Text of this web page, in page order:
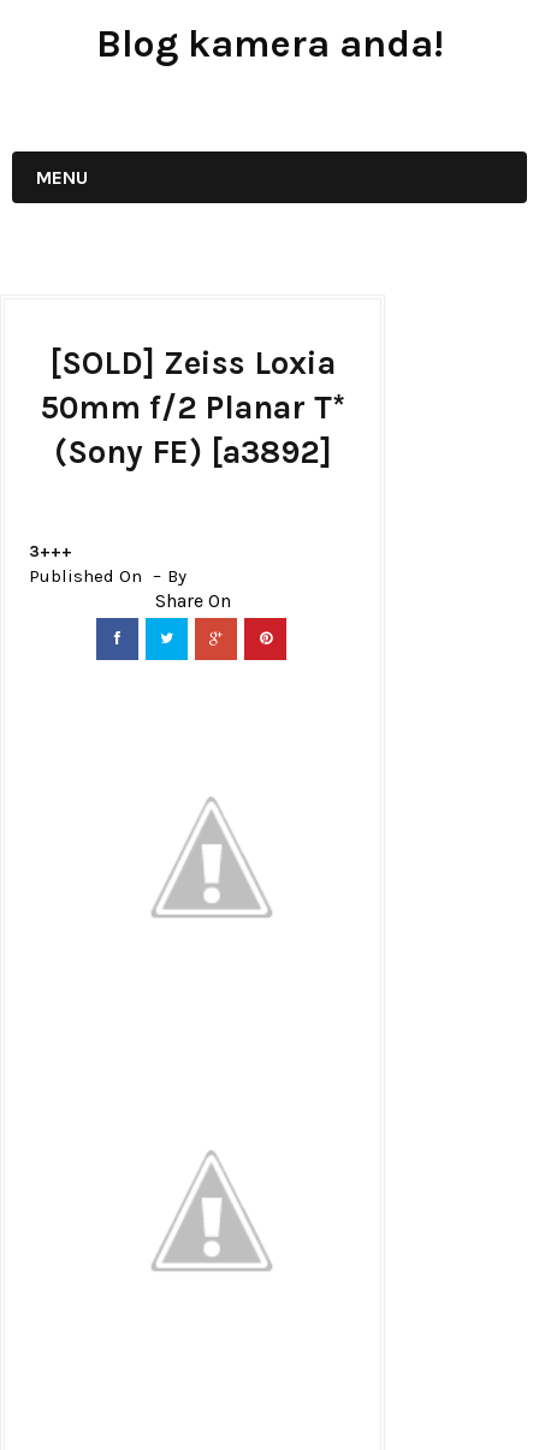
Blog kamera anda!
MENU
[SOLD] Zeiss Loxia
50mm f/2 Planar T*
(Sony FE) [a3892]
3+++
Published On By